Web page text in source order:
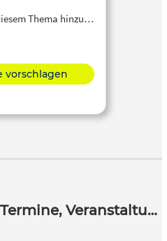
Thema hinzu…
vorschlagen
Bildungsangebote, Termine, Veranstaltungen